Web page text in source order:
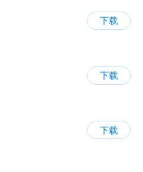
下载
下载
下载